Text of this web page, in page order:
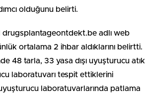
olduğunu belirti.
drugsplantageontdekt.be adlı web
ortalama 2 ihbar aldıklarını belirtti.
48 tarla, 33 yasa dışı uyuşturucu atık
laboratuvarı tespit ettiklerini
laboratuvarlarında patlama